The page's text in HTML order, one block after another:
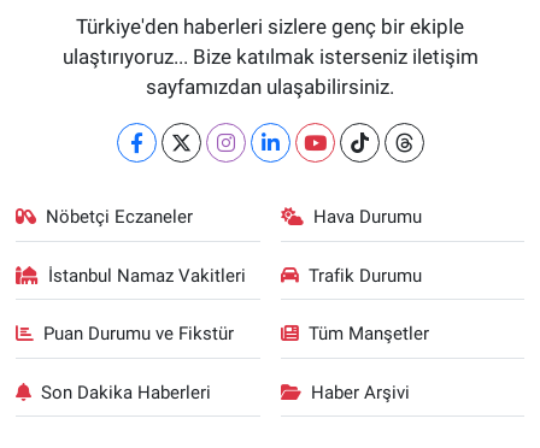
Türkiye'den haberleri sizlere genç bir ekiple
ulaştırıyoruz... Bize katılmak isterseniz iletişim
sayfamızdan ulaşabilirsiniz.
Nöbetçi Eczaneler Hava Durumu
İstanbul Namaz Vakitleri Trafik Durumu
Puan Durumu ve Fikstür Tüm Manşetler
Son Dakika Haberleri Haber Arşivi